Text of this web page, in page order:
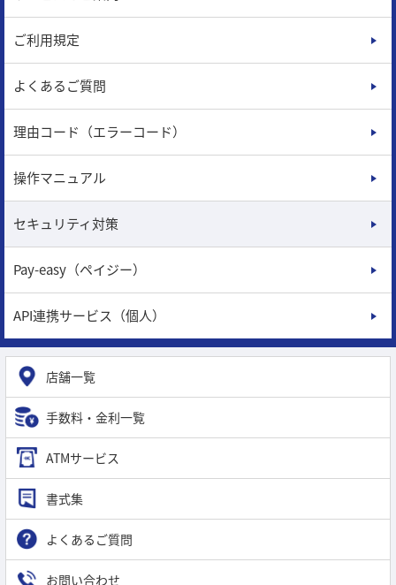
ご利用規定
よくあるご質問
理由コード（エラーコード）
操作マニュアル
セキュリティ対策
Pay-easy（ペイジー）
API連携サービス（個人）
店舗一覧
手数料・金利一覧
ATMサービス
書式集
よくあるご質問
お問い合わせ